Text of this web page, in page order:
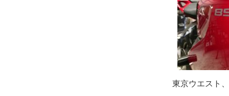
東京ウエスト